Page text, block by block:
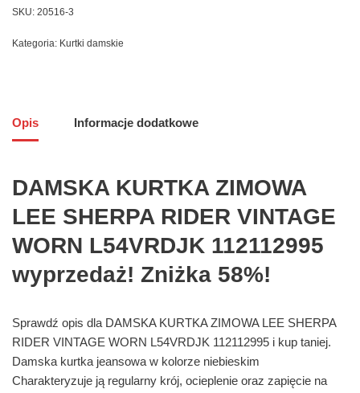
SKU: 20516-3
Kategoria: Kurtki damskie
Opis Informacje dodatkowe
DAMSKA KURTKA ZIMOWA
LEE SHERPA RIDER VINTAGE
WORN L54VRDJK 112112995
wyprzedaż! Zniżka 58%!
Sprawdź opis dla DAMSKA KURTKA ZIMOWA LEE SHERPA
RIDER VINTAGE WORN L54VRDJK 112112995 i kup taniej.
Damska kurtka jeansowa w kolorze niebieskim
Charakteryzuje ją regularny krój, ocieplenie oraz zapięcie na